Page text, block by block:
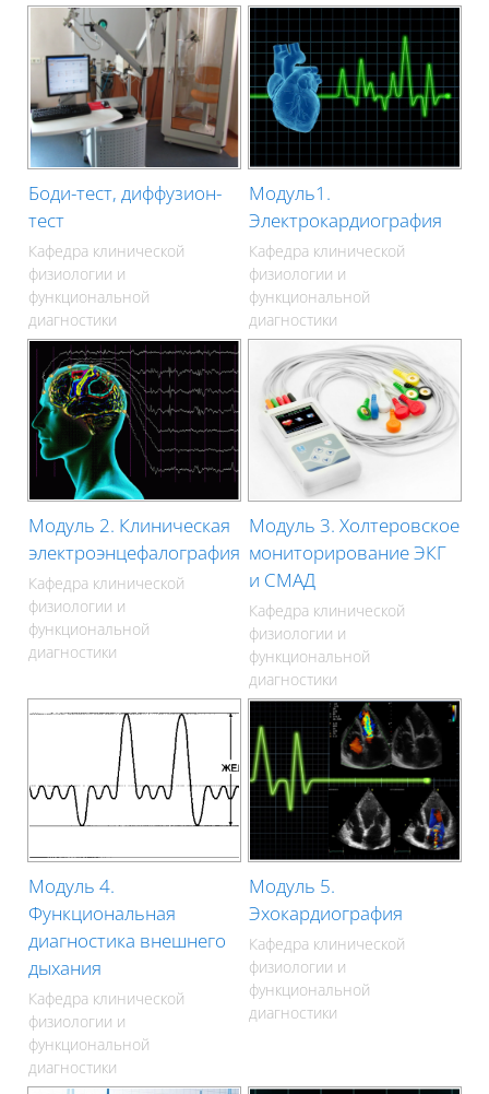
Боди-тест, диффузион-
тест
Кафедра клинической
физиологии и
функциональной
диагностики
Модуль1.
Электрокардиография
Кафедра клинической
физиологии и
функциональной
диагностики
Модуль 2. Клиническая
электроэнцефалография
Кафедра клинической
физиологии и
функциональной
диагностики
Модуль 3. Холтеровское
мониторирование ЭКГ
и СМАД
Кафедра клинической
физиологии и
функциональной
диагностики
Модуль 4.
Функциональная
диагностика внешнего
дыхания
Кафедра клинической
физиологии и
функциональной
диагностики
Модуль 5.
Эхокардиография
Кафедра клинической
физиологии и
функциональной
диагностики